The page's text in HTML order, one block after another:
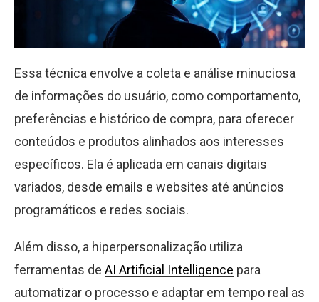
Essa técnica envolve a coleta e análise minuciosa
de informações do usuário, como comportamento,
preferências e histórico de compra, para oferecer
conteúdos e produtos alinhados aos interesses
específicos. Ela é aplicada em canais digitais
variados, desde emails e websites até anúncios
programáticos e redes sociais.
Além disso, a hiperpersonalização utiliza
ferramentas de AI Artificial Intelligence para
automatizar o processo e adaptar em tempo real as